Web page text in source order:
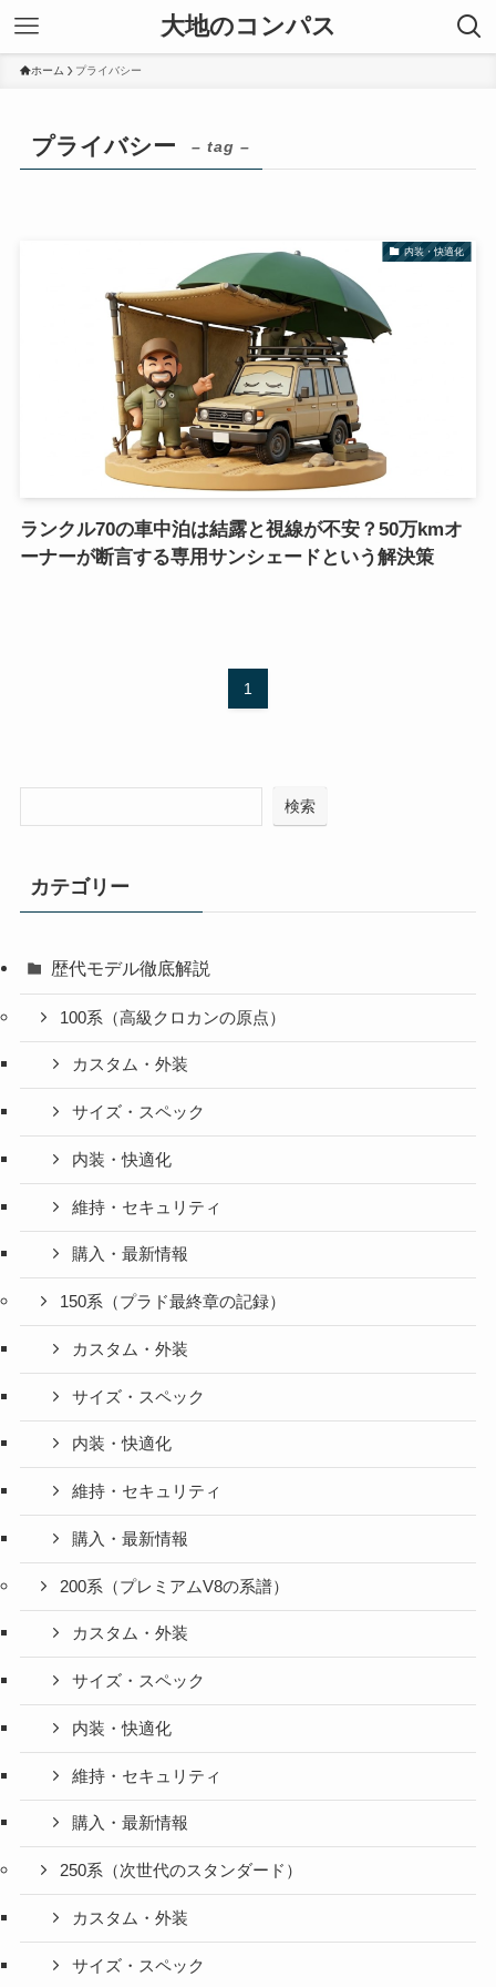
大地のコンパス
ホーム プライバシー
プライバシー – tag –
内装・快適化
ランクル70の車中泊は結露と視線が不安？50万kmオ
ーナーが断言する専用サンシェードという解決策
1
検索
カテゴリー
歴代モデル徹底解説
100系（高級クロカンの原点）
カスタム・外装
サイズ・スペック
内装・快適化
維持・セキュリティ
購入・最新情報
150系（プラド最終章の記録）
カスタム・外装
サイズ・スペック
内装・快適化
維持・セキュリティ
購入・最新情報
200系（プレミアムV8の系譜）
カスタム・外装
サイズ・スペック
内装・快適化
維持・セキュリティ
購入・最新情報
250系（次世代のスタンダード）
カスタム・外装
サイズ・スペック